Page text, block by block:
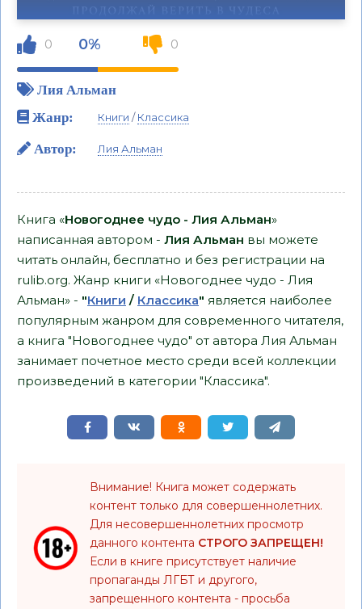
0 0% 0
Лия Альман
Жанр:
Книги /Классика
Автор: Лия Альман
Книга «Новогоднее чудо - Лия Альман»
написанная автором - Лия Альман вы можете
читать онлайн, бесплатно и без регистрации на
rulib.org. Жанр книги «Новогоднее чудо - Лия
Альман» - "Книги / Классика" является наиболее
популярным жанром для современного читателя,
а книга "Новогоднее чудо" от автора Лия Альман
занимает почетное место среди всей коллекции
произведений в категории "Классика".
Внимание! Книга может содержать
контент только для совершеннолетних.
Для несовершеннолетних просмотр
данного контента СТРОГО ЗАПРЕЩЕН!
Если в книге присутствует наличие
пропаганды ЛГБТ и другого,
запрещенного контента - просьба